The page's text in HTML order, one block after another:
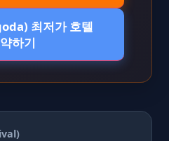
최저가 호텔
하기